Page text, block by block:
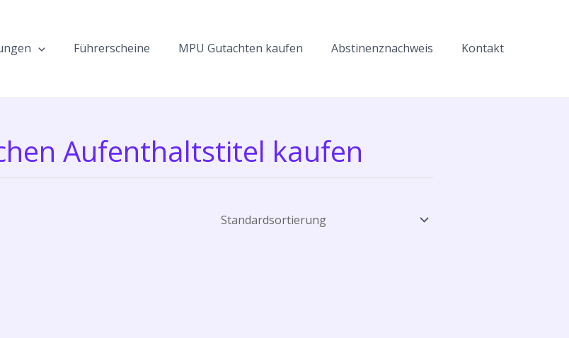
Führerscheine MPU Gutachten kaufen Abstinenznachweis Kontakt
Aufenthaltstitel kaufen